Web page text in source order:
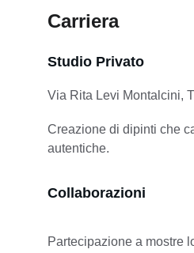
Carriera
Studio Privato
Via Rita Levi Montalcini,
Creazione di dipinti che
autentiche.
Collaborazioni
Partecipazione a mostre